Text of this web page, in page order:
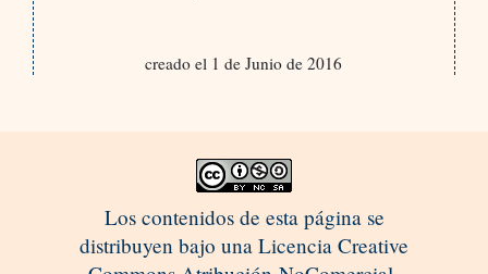
creado el 1 de Junio de 2016
Los contenidos de esta página se
distribuyen bajo una Licencia Creative